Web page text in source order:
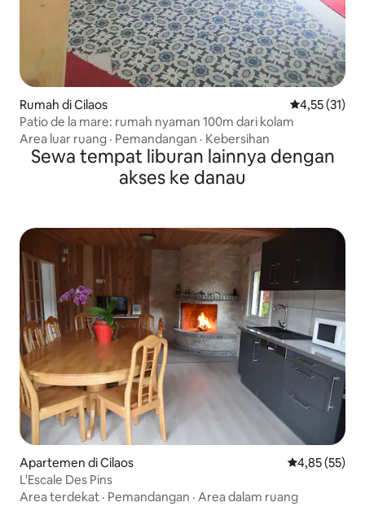
Rumah di Cilaos Nilai rata-
4,55 (31)
Patio de la mare: rumah nyaman 100m dari kolam
Area luar ruang · Pemandangan · Kebersihan
Sewa tempat liburan lainnya dengan
akses ke danau
Apartemen di Cilaos Nilai rata-rata
4,85 (55)
L'Escale Des Pins
Area terdekat · Pemandangan · Area dalam ruang